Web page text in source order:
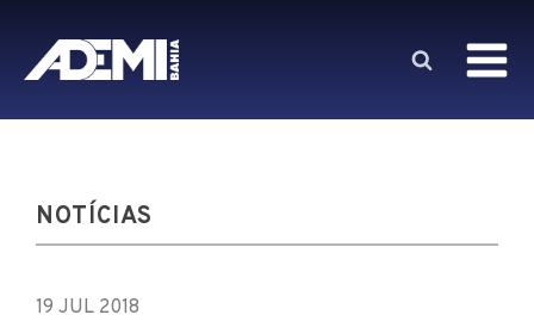
NOTÍCIAS
19 JUL 2018